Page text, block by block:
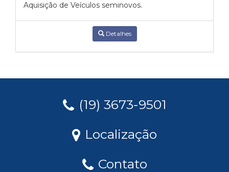
Aquisição de Veículos seminovos.
Detalhes
(19) 3673-9501
Localização
Contato